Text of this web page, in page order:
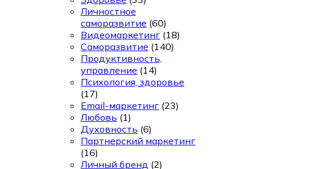
Личностное
саморазвитие (60)
Видеомаркетинг (18)
Саморазвитие (140)
Продуктивность,
управление (14)
Психология, здоровье
(17)
Email-маркетинг (23)
Любовь (1)
Духовность (6)
Партнерский маркетинг
(16)
Личный бренд (2)